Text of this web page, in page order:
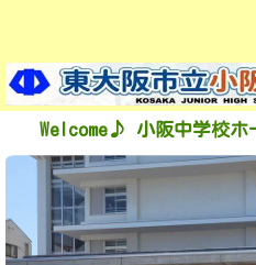
Welcome♪ 小阪中学校ホ